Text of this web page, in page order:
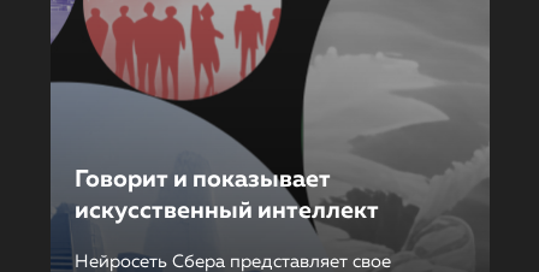
Говорит и показывает
искусственный интеллект
Нейросеть Сбера представляет свое